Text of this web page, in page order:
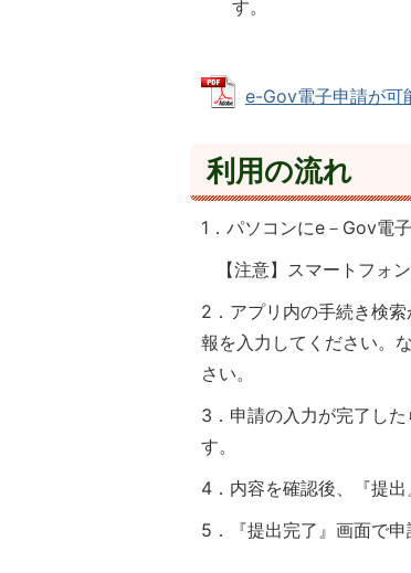
す。
e-Gov電子申請が可
利用の流れ
1．パソコンにe－Gov電
【注意】スマートフォ
2．アプリ内の手続き検
報を入力してください。
さい。
3．申請の入力が完了し
す。
4．内容を確認後、『提
5．『提出完了』画面で